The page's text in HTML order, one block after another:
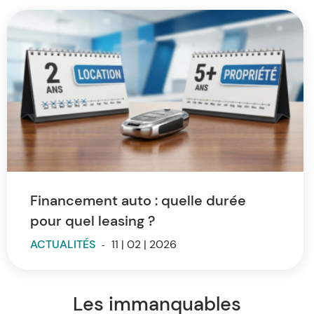
Financement auto : quelle durée
pour quel leasing ?
ACTUALITÉS - 11 | 02 | 2026
Les immanquables